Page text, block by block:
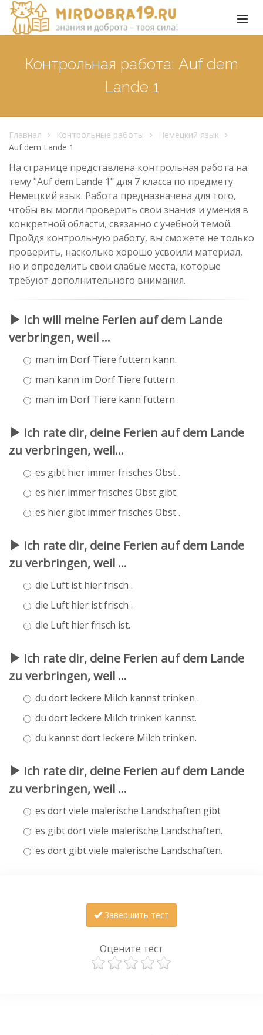
Контрольная работа: Auf dem
Lande 1
Главная Контрольные работы
Немецкий язык
Auf dem Lande 1
На странице представлена контрольная работа на
тему "Auf dem Lande 1" для 7 класса по предмету
Немецкий язык. Работа предназначена для того,
чтобы вы могли проверить свои знания и умения в
конкретной области, связанно с учебной темой.
Пройдя контрольную работу, вы сможете не только
проверить, насколько хорошо усвоили материал,
но и определить свои слабые места, которые
требуют дополнительного внимания.
Ich will meine Ferien auf dem Lande
verbringen, weil ...
man im Dorf Tiere futtern kann.
man kann im Dorf Tiere futtern .
man im Dorf Tiere kann futtern .
Ich rate dir, deine Ferien auf dem Lande
zu verbringen, weil...
es gibt hier immer frisches Obst .
es hier immer frisches Obst gibt.
es hier gibt immer frisches Obst .
Ich rate dir, deine Ferien auf dem Lande
zu verbringen, weil ...
die Luft ist hier frisch .
die Luft hier ist frisch .
die Luft hier frisch ist.
Ich rate dir, deine Ferien auf dem Lande
zu verbringen, weil ...
du dort leckere Milch kannst trinken .
du dort leckere Milch trinken kannst.
du kannst dort leckere Milch trinken.
Ich rate dir, deine Ferien auf dem Lande
zu verbringen, weil ...
es dort viele malerische Landschaften gibt
es gibt dort viele malerische Landschaften.
es dort gibt viele malerische Landschaften.
Завершить тест
Оцените тест